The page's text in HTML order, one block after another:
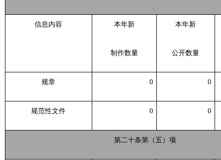
信息内容 本年新
制作数量
本年新
公开数量
规章 0 0
规范性文件 0 0
第二十条第（五）项